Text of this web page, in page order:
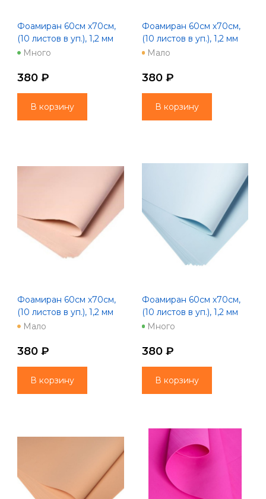
Фоамиран 60см х70см,
(10 листов в уп.), 1,2 мм
цв. зеленый (1054)
Много
380 ₽
В корзину
Фоамиран 60см х70см,
(10 листов в уп.), 1,2 мм
цв. лиловая роза
Мало
380 ₽
В корзину
Фоамиран 60см х70см,
(10 листов в уп.), 1,2 мм
цв. миндальный
Мало
380 ₽
В корзину
Фоамиран 60см х70см,
(10 листов в уп.), 1,2 мм
цв. небесный (1061)
Много
380 ₽
В корзину